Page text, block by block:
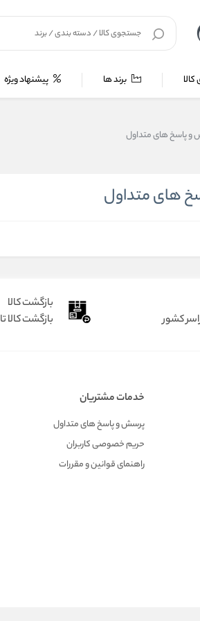
برند ها پیشنهاد ویژه
و پاسخ های متداول
های متداول
کشور
بازگشت کالا
بازگشت کالا تا 7 روز
خدمات مشتریان
پرسش و پاسخ های متداول
حریم خصوصی کاربران
راهنمای قوانین و مقررات